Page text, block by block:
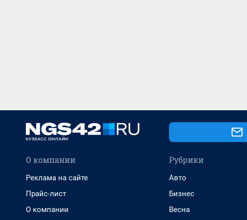
О компании
Реклама на сайте
Прайс-лист
О компании
Рубрики
Авто
Бизнес
Весна